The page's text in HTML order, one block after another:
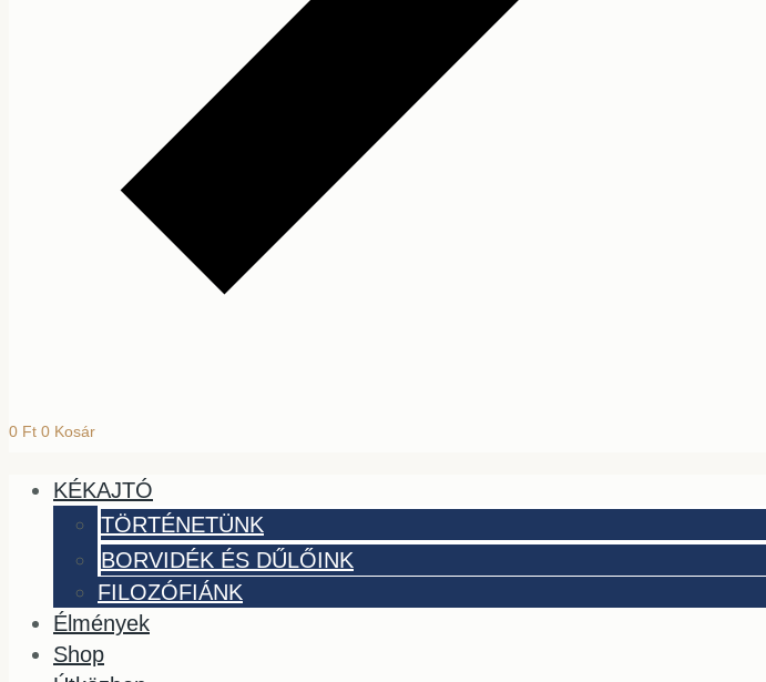
0 Ft 0 Kosár
KÉKAJTÓ
TÖRTÉNETÜNK
BORVIDÉK ÉS DŰLŐINK
FILOZÓFIÁNK
Élmények
Shop